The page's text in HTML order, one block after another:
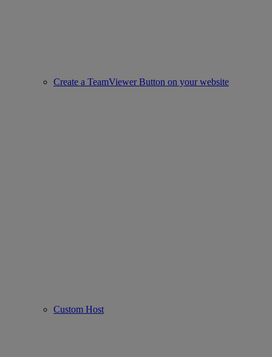
Create a TeamViewer Button on your website
Custom Host